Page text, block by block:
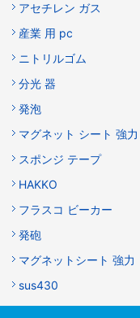
アセチレン ガス
産業 用 pc
ニトリルゴム
分光 器
発泡
マグネット シート 強力
スポンジ テープ
HAKKO
フラスコ ビーカー
発砲
マグネットシート 強力
sus430